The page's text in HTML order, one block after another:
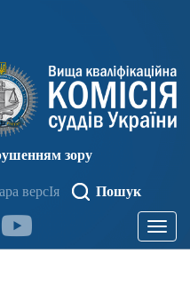
зору
версІя Пошук
Toggle